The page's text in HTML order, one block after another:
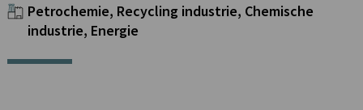
Petrochemie, Recycling industrie, Chemische
industrie, Energie